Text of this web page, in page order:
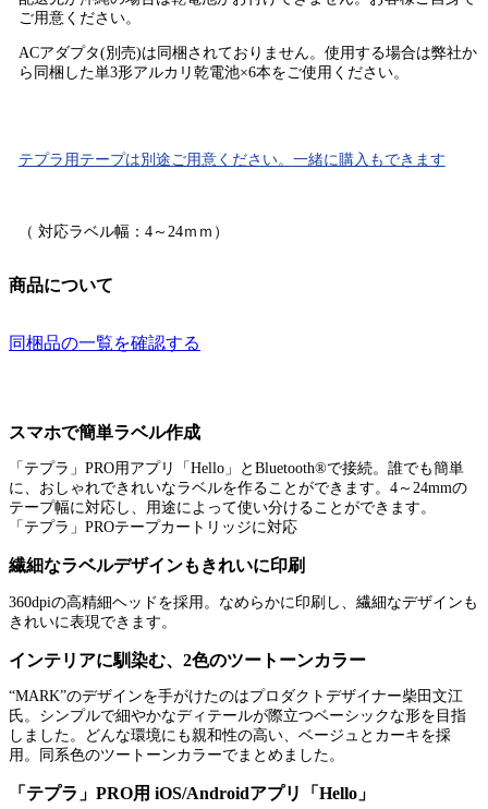
ご用意ください。
ACアダプタ(別売)は同梱されておりません。使用する場合は弊社か
ら同梱した単3形アルカリ乾電池×6本をご使用ください。
テプラ用テープは別途ご用意ください。 一緒に購入もできます
（ 対応ラベル幅：4～24ｍｍ）
商品について
同梱品の一覧を確認する
スマホで簡単ラベル作成
「テプラ」PRO用アプリ「Hello」とBluetooth®で接続。誰でも簡単
に、おしゃれできれいなラベルを作ることができます。4～24mmの
テープ幅に対応し、用途によって使い分けることができます。
「テプラ」PROテープカートリッジに対応
繊細なラベルデザインもきれいに印刷
360dpiの高精細ヘッドを採用。なめらかに印刷し、繊細なデザインも
きれいに表現できます。
インテリアに馴染む、2色のツートーンカラー
“MARK”のデザインを手がけたのはプロダクトデザイナー柴田文江
氏。シンプルで細やかなディテールが際立つベーシックな形を目指
しました。どんな環境にも親和性の高い、ベージュとカーキを採
用。同系色のツートーンカラーでまとめました。
「テプラ」PRO用 iOS/Androidアプリ「Hello」